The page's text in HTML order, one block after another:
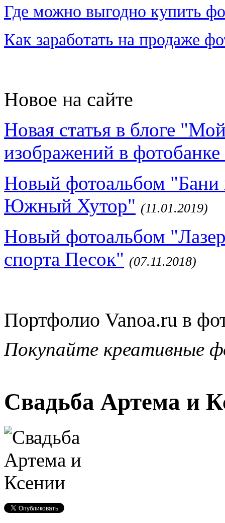
Где можно выгодно купить
Как заработать на продаже
Новое на сайте
Новая статья в блоге
изображений в
Новый фотоальбом "Бани
Южный Хутор" (11.01.2019)
Новый фотоальбом
спорта Песок" (07.11.2018)
Портфолио Vanoa.ru в
Покупайте креативные
Свадьба Артема и